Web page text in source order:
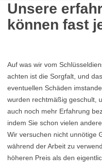
Unsere
können fast
Auf was wir vom
achten ist die Sorgfalt, und
eventuellen Schäden
wurden rechtmäßig geschult,
auch noch mehr Erfahrung
indem Sie schon vielen
Wir versuchen nicht unnötige
während der Arbeit zu
höheren Preis als den